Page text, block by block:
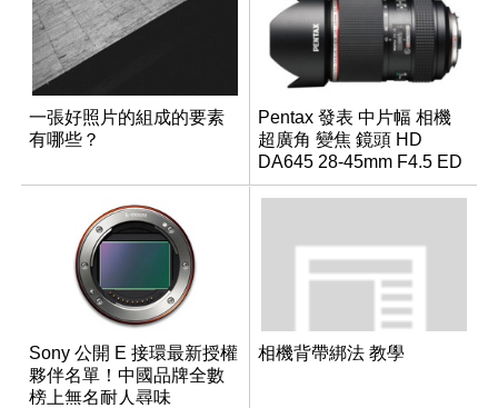
一張好照片的組成的要素
有哪些？
Pentax 發表 中片幅 相機
超廣角 變焦 鏡頭 HD
DA645 28-45mm F4.5 ED
AW SR
Sony 公開 E 接環最新授權
夥伴名單！中國品牌全數
榜上無名耐人尋味
相機背帶綁法 教學